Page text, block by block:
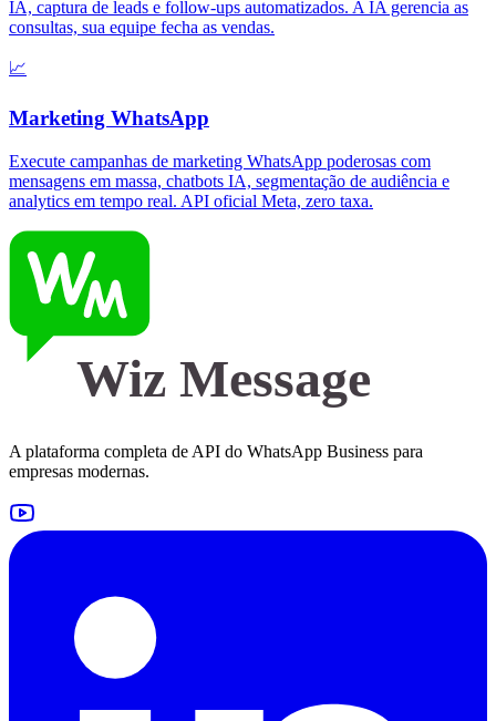
IA, captura de leads e follow-ups automatizados. A IA gerencia as
consultas, sua equipe fecha as vendas.
📈
Marketing WhatsApp
Execute campanhas de marketing WhatsApp poderosas com
mensagens em massa, chatbots IA, segmentação de audiência e
analytics em tempo real. API oficial Meta, zero taxa.
Wiz Message
A plataforma completa de API do WhatsApp Business para
empresas modernas.